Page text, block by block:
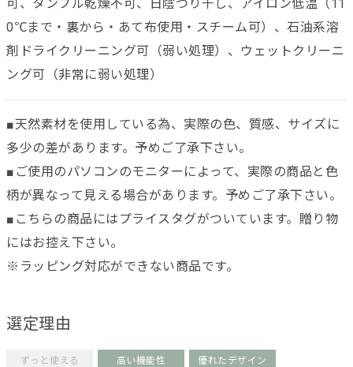
可、タンブル乾燥不可、日陰つり干し、アイロン低温（11
0℃まで・裏から・あて布使用・スチーム可）、石油系溶
剤ドライクリーニング可（弱い処理）、ウェットクリーニ
ング可（非常に弱い処理）
■天然素材を使用している為、実際の色、質感、サイズに
多少の差があります。予めご了承下さい。
■ご使用のパソコンのモニターによって、実際の商品と色
柄が異なって見える場合があります。予めご了承下さい。
■こちらの商品にはプライスタグがついています。贈り物
にはお控え下さい。
※ラッピング対応ができない商品です。
選定理由
ずっと使える 高い機能性 優れたデザイン